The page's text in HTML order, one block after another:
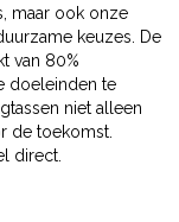
maar ook onze
keuzes. De
van 80%
doeleinden te
niet alleen
de toekomst.
direct.